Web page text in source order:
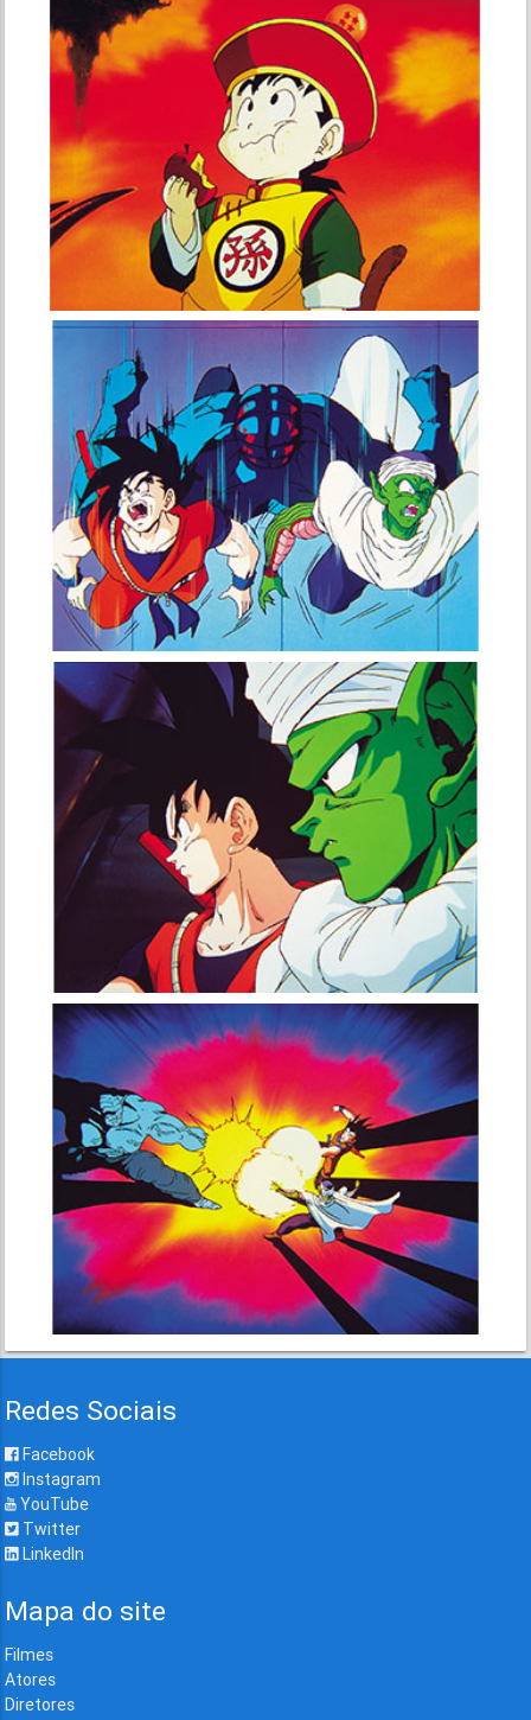
Redes Sociais
Facebook
Instagram
YouTube
Twitter
LinkedIn
Mapa do site
Filmes
Atores
Diretores